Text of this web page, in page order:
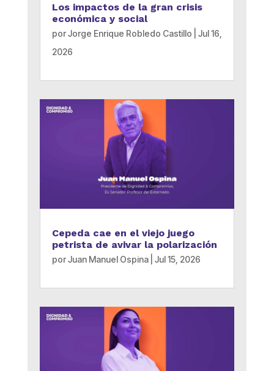
Los impactos de la gran crisis
económica y social
porJorge Enrique Robledo Castillo
Jul 16,
2026
Cepeda cae en el viejo juego
petrista de avivar la polarización
porJuan Manuel Ospina| Jul 15, 2026